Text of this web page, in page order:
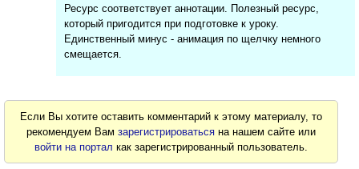
Ресурс соответствует аннотации. Полезный ресурс,
который пригодится при подготовке к уроку.
Единственный минус - анимация по щелчку немного
смещается.
Если Вы хотите оставить комментарий к этому материалу, то
рекомендуем Вамзарегистрироваться на нашем сайте или
войти на портал как зарегистрированный пользователь.